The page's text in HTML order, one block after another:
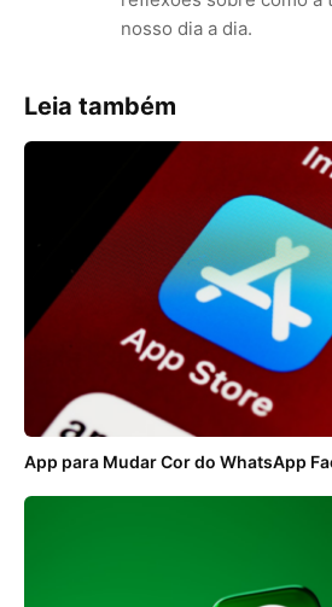
nosso dia a dia.
Leia também
App para Mudar Cor do WhatsApp